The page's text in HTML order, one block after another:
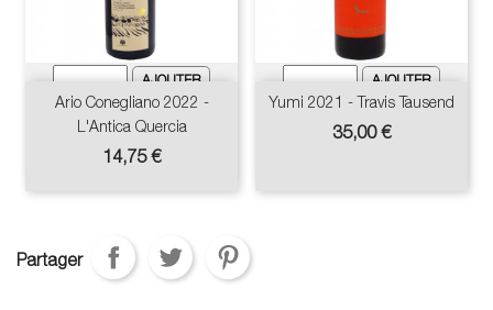
Ario Conegliano 2022 -
L'Antica Quercia
Prix
14,75 €
Yumi 2021 - Travis Tausend
Prix
35,00 €
Partager